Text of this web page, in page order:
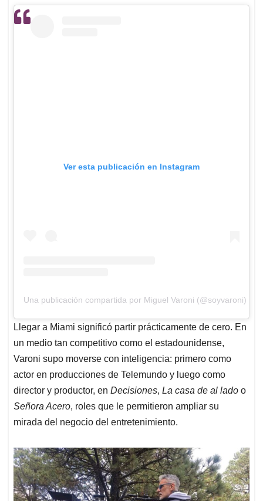
Ver esta publicación en Instagram
Una publicación compartida por Miguel Varoni (@soyvaroni)
Llegar a Miami significó partir prácticamente de cero. En
un medio tan competitivo como el estadounidense,
Varoni supo moverse con inteligencia: primero como
actor en producciones de Telemundo y luego como
director y productor, en Decisiones, La casa de al lado o
Señora Acero, roles que le permitieron ampliar su
mirada del negocio del entretenimiento.